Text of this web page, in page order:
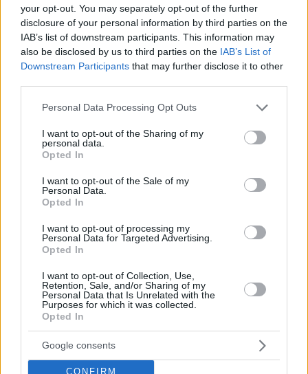
your opt-out. You may separately opt-out of the further
disclosure of your personal information by third parties on the
IAB’s list of downstream participants. This information may
also be disclosed by us to third parties on the IAB’s List of
Downstream Participants that may further disclose it to other
Please note that this website/app uses one or more Google
not limited to your visit or usage behaviour. You may click to
grant or deny consent to Google and its third-party tags to
use your data for below specified purposes in below Google
consent section.
Personal Data Processing Opt Outs
I want to opt-out of the Sharing of my
personal data.
Opted In
I want to opt-out of the Sale of my
Personal Data.
Opted In
I want to opt-out of processing my
Personal Data for Targeted Advertising.
Opted In
I want to opt-out of Collection, Use,
Retention, Sale, and/or Sharing of my
Personal Data that Is Unrelated with the
Purposes for which it was collected.
Opted In
Google consents
CONFIRM
«Τον χτυπούσε και με απειλούσε ότι αν την καταγγείλω
θα με κατηγορήσει για βιασμό»: Τα ρίχνει στη μητέρα ο
44χρονος πατριός για τον θάνατο του Άγγελου
Ο κατηγορούμενος υποστήριξε ότι με τη μητέρα του
Άγγελου γνωρίστηκαν μέσω facebook και της είπε να
29.06.2026, 11:31 19